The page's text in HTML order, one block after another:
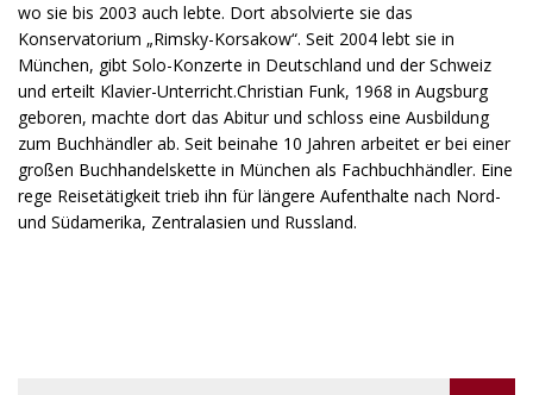
wo sie bis 2003 auch lebte. Dort absolvierte sie das
Konservatorium „Rimsky-Korsakow“. Seit 2004 lebt sie in
München, gibt Solo-Konzerte in Deutschland und der Schweiz
und erteilt Klavier-Unterricht.Christian Funk, 1968 in Augsburg
geboren, machte dort das Abitur und schloss eine Ausbildung
zum Buchhändler ab. Seit beinahe 10 Jahren arbeitet er bei einer
großen Buchhandelskette in München als Fachbuchhändler. Eine
rege Reisetätigkeit trieb ihn für längere Aufenthalte nach Nord-
und Südamerika, Zentralasien und Russland.